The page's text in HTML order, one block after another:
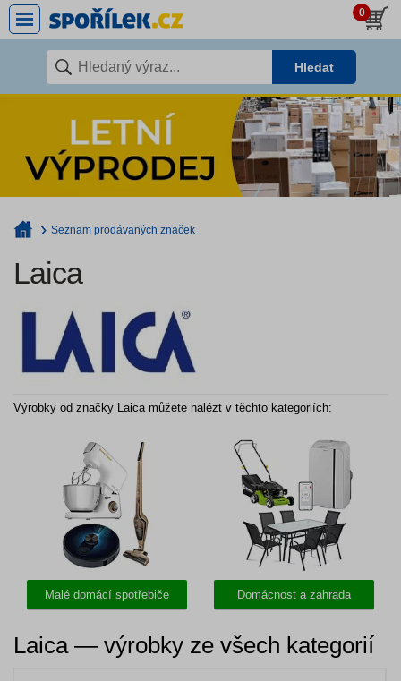
0
Hledat
Seznam prodávaných značek
Laica
Výrobky od značky Laica můžete nalézt v těchto kategoriích:
Malé domácí spotřebiče Domácnost a zahrada
Laica — výrobky ze všech kategorií